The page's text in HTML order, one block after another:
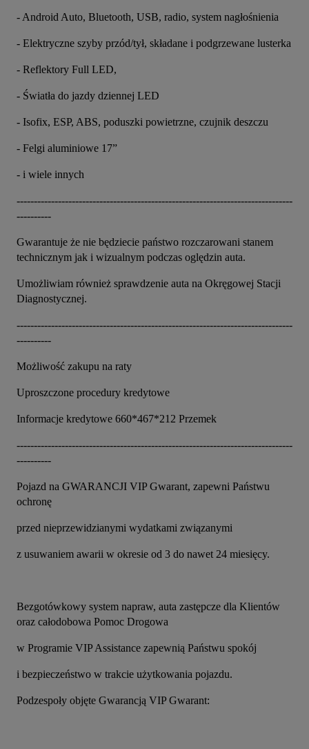
- Android Auto, Bluetooth, USB, radio, system nagłośnienia
- Elektryczne szyby przód/tył, składane i podgrzewane lusterka
- Reflektory Full LED,
- Światła do jazdy dziennej LED
- Isofix, ESP, ABS, poduszki powietrzne, czujnik deszczu
- Felgi aluminiowe 17”
- i wiele innych
--------------------------------------------------------------------------------
----------
Gwarantuje że nie będziecie państwo rozczarowani stanem
technicznym jak i wizualnym podczas oględzin auta.
Umożliwiam również sprawdzenie auta na Okręgowej Stacji
Diagnostycznej.
--------------------------------------------------------------------------------
----------
Możliwość zakupu na raty
Uproszczone procedury kredytowe
Informacje kredytowe 660*467*212 Przemek
--------------------------------------------------------------------------------
----------
Pojazd na GWARANCJI VIP Gwarant, zapewni Państwu
ochronę
przed nieprzewidzianymi wydatkami związanymi
z usuwaniem awarii w okresie od 3 do nawet 24 miesięcy.
Bezgotówkowy system napraw, auta zastępcze dla Klientów
oraz całodobowa Pomoc Drogowa
w Programie VIP Assistance zapewnią Państwu spokój
i bezpieczeństwo w trakcie użytkowania pojazdu.
Podzespoły objęte Gwarancją VIP Gwarant: